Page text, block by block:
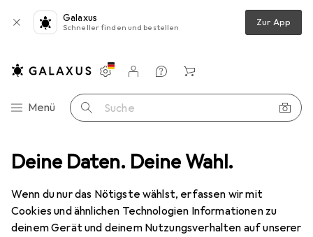
Deine Daten. Deine Wahl.
Wenn du nur das Nötigste wählst, erfassen wir mit
Cookies und ähnlichen Technologien Informationen zu
deinem Gerät und deinem Nutzungsverhalten auf unserer
Galaxus
Schneller finden und bestellen Zur App
Navigation nach Kategorien
Menü Suche
Einstellungen
Kundenkonto
Vergleichslisten
Merklisten
Warenkorb
Teppich Snapstyle Streifenberber Teppich Modern Stripes
6 Bilder